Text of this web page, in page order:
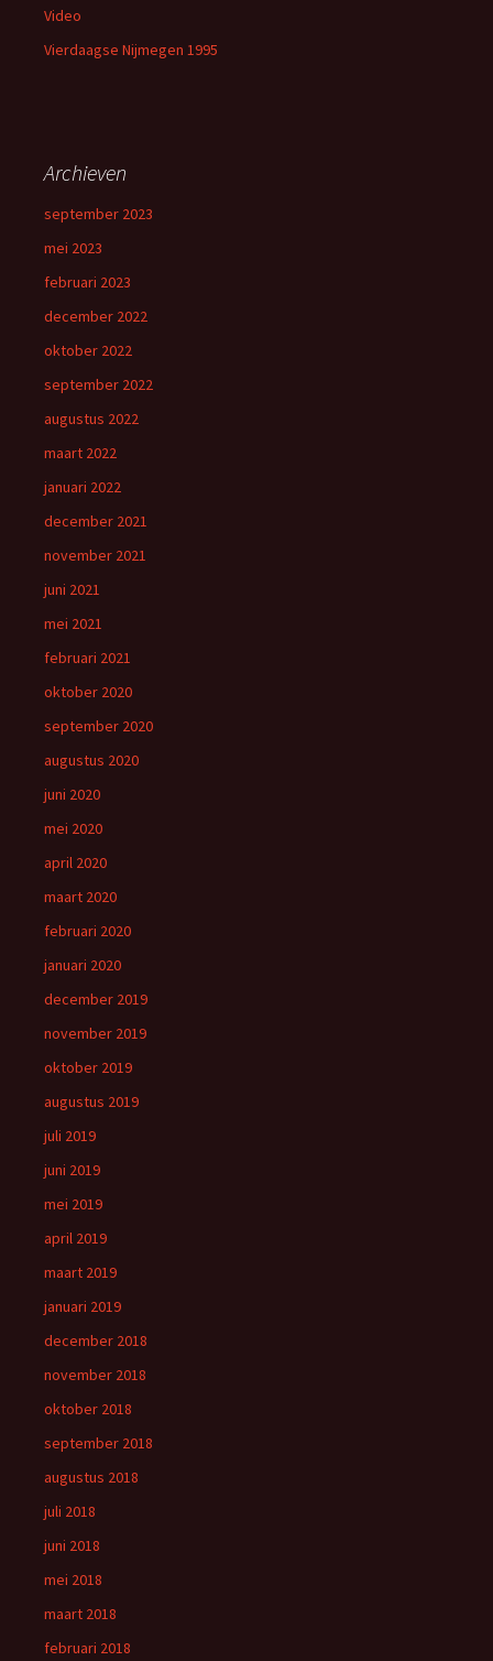
Video
Vierdaagse Nijmegen 1995
Archieven
september 2023
mei 2023
februari 2023
december 2022
oktober 2022
september 2022
augustus 2022
maart 2022
januari 2022
december 2021
november 2021
juni 2021
mei 2021
februari 2021
oktober 2020
september 2020
augustus 2020
juni 2020
mei 2020
april 2020
maart 2020
februari 2020
januari 2020
december 2019
november 2019
oktober 2019
augustus 2019
juli 2019
juni 2019
mei 2019
april 2019
maart 2019
januari 2019
december 2018
november 2018
oktober 2018
september 2018
augustus 2018
juli 2018
juni 2018
mei 2018
maart 2018
februari 2018